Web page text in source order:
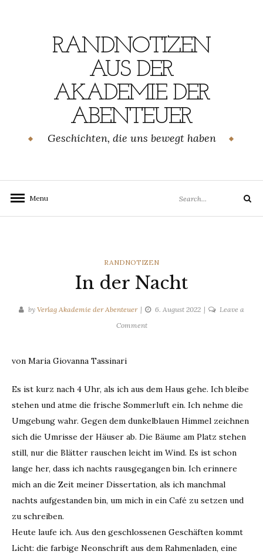
RANDNOTIZEN
AUS DER
AKADEMIE DER
ABENTEUER
Geschichten, die uns bewegt haben
Menu
for:
Search
CATEGORIES
RANDNOTIZEN
In der Nacht
by Verlag Akademie der Abenteuer 6. August 2022
Leave a
Commenton
von Maria Giovanna Tassinari
Es ist kurz nach 4 Uhr, als ich aus dem Haus gehe. Ich bleibe
stehen und atme die frische Sommerluft ein. Ich nehme die
Umgebung wahr. Gegen dem dunkelblauen Himmel zeichnen
sich die Umrisse der Häuser ab. Die Bäume am Platz stehen
still, nur die Blätter rauschen leicht im Wind. Es ist schon
lange her, dass ich nachts rausgegangen bin. Ich erinnere
mich an die Zeit meiner Dissertation, als ich manchmal
nachts aufgestanden bin, um mich in ein Café zu setzen und
zu schreiben.
Heute laufe ich. Aus den geschlossenen Geschäften kommt
Licht: die farbige Neonschrift aus dem Rahmenladen, eine